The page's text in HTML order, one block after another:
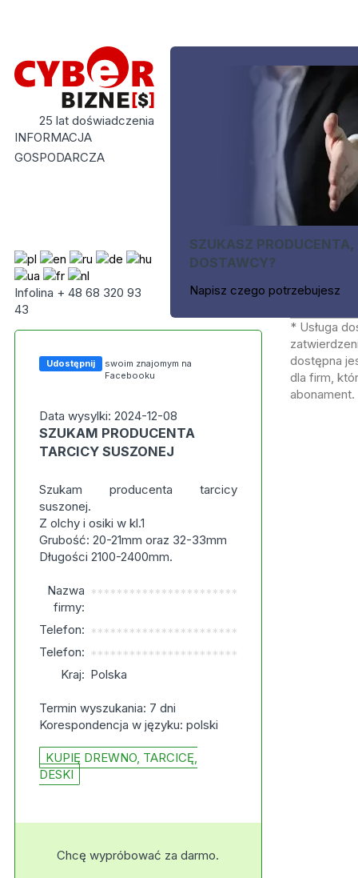
25 lat doświadczenia
INFORMACJA
GOSPODARCZA
Infolina + 48 68 320 93
43
SZUKASZ PRODUCENTA,
DOSTAWCY?
Napisz czego potrzebujesz
Udostępnij
swoim znajomym na
Facebooku
Data wysylki: 2024-12-08
SZUKAM PRODUCENTA
TARCICY SUSZONEJ
Szukam producenta tarcicy
suszonej.
Z olchy i osiki w kl.1
Grubość: 20-21mm oraz 32-33mm
Długości 2100-2400mm.
Nazwa
firmy:
***********************
Telefon: ***********************
Telefon: ***********************
Kraj: Polska
Termin wyszukania: 7 dni
Korespondencja w języku: polski
KUPIĘ DREWNO, TARCICĘ,
DESKI
Chcę wypróbować za darmo.
* Usługa
dostępna
dla firm,
abonament.